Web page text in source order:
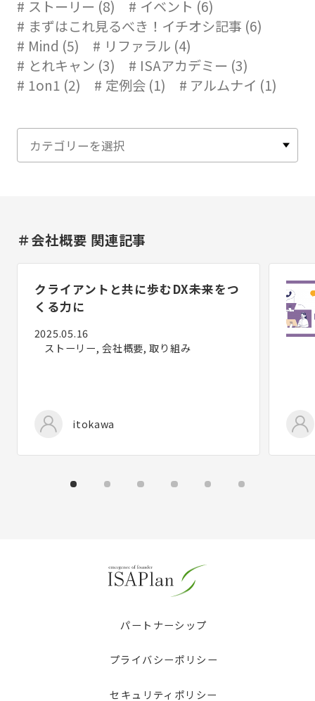
ストーリー (8)
イベント (6)
まずはこれ見るべき！イチオシ記事 (6)
Mind (5)
リファラル (4)
とれキャン (3)
ISAアカデミー (3)
1on1 (2)
定例会 (1) アルムナイ (1)
＃会社概要 関連記事
クライアントと共に歩むDX――未来をつ
くる力に
2025.05.16
ストーリー, 会社概要, 取り組み
itokawa
パートナーシップ
プライバシーポリシー
セキュリティポリシー